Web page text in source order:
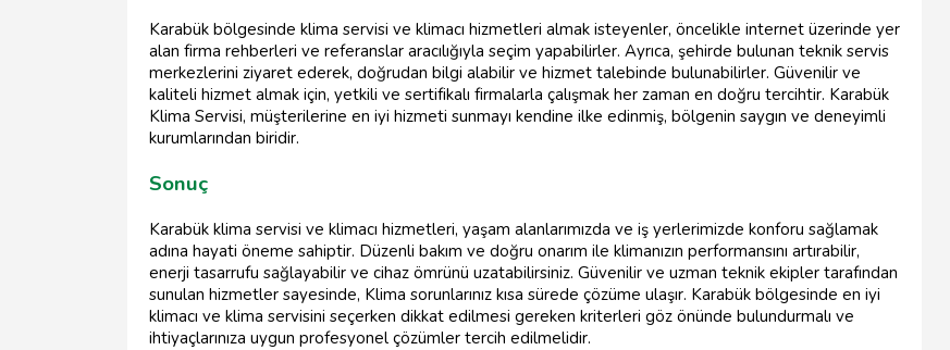
Karabük bölgesinde klima servisi ve klimacı hizmetleri almak isteyenler, öncelikle internet üzerinde yer
alan firma rehberleri ve referanslar aracılığıyla seçim yapabilirler. Ayrıca, şehirde bulunan teknik servis
merkezlerini ziyaret ederek, doğrudan bilgi alabilir ve hizmet talebinde bulunabilirler. Güvenilir ve
kaliteli hizmet almak için, yetkili ve sertifikalı firmalarla çalışmak her zaman en doğru tercihtir. Karabük
Klima Servisi, müşterilerine en iyi hizmeti sunmayı kendine ilke edinmiş, bölgenin saygın ve deneyimli
kurumlarından biridir.
Sonuç
Karabük klima servisi ve klimacı hizmetleri, yaşam alanlarımızda ve iş yerlerimizde konforu sağlamak
adına hayati öneme sahiptir. Düzenli bakım ve doğru onarım ile klimanızın performansını artırabilir,
enerji tasarrufu sağlayabilir ve cihaz ömrünü uzatabilirsiniz. Güvenilir ve uzman teknik ekipler tarafından
sunulan hizmetler sayesinde, Klima sorunlarınız kısa sürede çözüme ulaşır. Karabük bölgesinde en iyi
klimacı ve klima servisini seçerken dikkat edilmesi gereken kriterleri göz önünde bulundurmalı ve
ihtiyaçlarınıza uygun profesyonel çözümler tercih edilmelidir.